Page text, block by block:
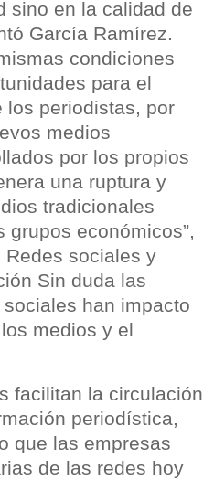
sino en la calidad de
García Ramírez.
condiciones
para el
los periodistas, por
medios
por los propios
una ruptura y
tradicionales
grupos económicos”,
sociales y
Sin duda las
han impacto
medios y el
facilitan la circulación
periodística,
que las empresas
de las redes hoy